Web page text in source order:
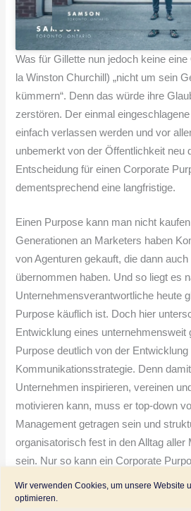
Wir verwenden Cookies, um unsere Website
optimieren.
Was für Gillette nun jedoch keine
la Winston Churchill) „nicht um sein
kümmern“. Denn das würde ihre
zerstören. Der einmal
einfach verlassen werden und vor
unbemerkt von der Öffentlichkeit neu
Entscheidung für einen Corporate
dementsprechend eine langfristige.
Einen Purpose kann man nicht kaufen
Generationen an Marketers haben
von Agenturen gekauft, die dann
übernommen haben. Und so liegt es
Unternehmensverantwortliche heute
Purpose käuflich ist. Doch hier
Entwicklung eines unternehmensweit
Purpose deutlich von der Entwicklung
Kommunikationsstrategie. Denn
Unternehmen inspirieren, vereinen
motivieren kann, muss ​er top-down
Management getragen sein und
organisatorisch fest in den Alltag aller
sein. Nur so kann ein Corporate
bringen und effektives
Auf keinen Fall kann er als Aufgabe